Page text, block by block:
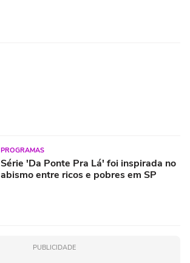
PROGRAMAS
Série 'Da Ponte Pra Lá' foi inspirada no
abismo entre ricos e pobres em SP
PUBLICIDADE